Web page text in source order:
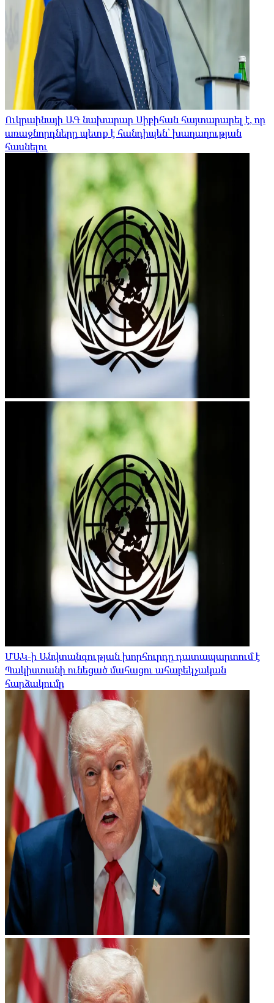
Ուկրաինայի ԱԳ նախարար Սիբիհան հայտարարել է, որ
առաջնորդները պետք է հանդիպեն՝ խաղաղության
հասնելու
ՄԱԿ-ի Անվտանգության խորհուրդը դատապարտում է
Պակիստանի ունեցած մահացու ահաբեկչական
հարձակումը